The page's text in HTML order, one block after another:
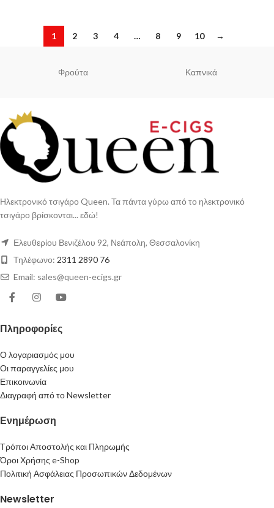
1 2 3 4 … 8 9 10 →
Φρούτα Καπνικά
Ηλεκτρονικό τσιγάρο Queen. Τα πάντα γύρω από το ηλεκτρονικό
τσιγάρο βρίσκονται... εδώ!
Ελευθερίου Βενιζέλου 92, Νεάπολη, Θεσσαλονίκη
Τηλέφωνο: 2311 2890 76
Email: sales@queen-ecigs.gr
Πληροφορίες
Ο λογαριασμός μου
Οι παραγγελίες μου
Επικοινωνία
Διαγραφή από το Newsletter
Ενημέρωση
Τρόποι Αποστολής και Πληρωμής
Όροι Χρήσης e-Shop
Πολιτική Ασφάλειας Προσωπικών Δεδομένων
Newsletter